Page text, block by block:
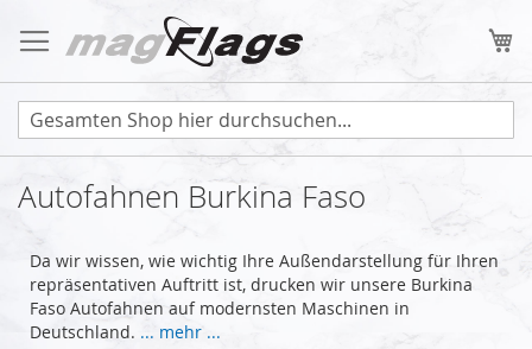
Inhalt
springen
Autofahnen Burkina Faso
Da wir wissen, wie wichtig Ihre Außendarstellung für Ihren
repräsentativen Auftritt ist, drucken wir unsere Burkina
Faso Autofahnen auf modernsten Maschinen in
Deutschland. ... mehr ...